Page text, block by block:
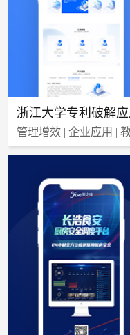
浙江大学专利破解应
管理增效 | 企业应用 |